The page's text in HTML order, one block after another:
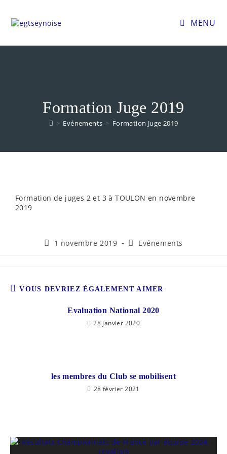
MENU
Formation Juge 2019
> Evénements > Formation Juge 2019
Formation de juges 2 et 3 à TOULON en novembre
2019
1 novembre 2019 Evénements
VOUS DEVRIEZ ÉGALEMENT AIMER
Evaluation National 2020
28 janvier 2020
les membres du Club se mobilisent
28 février 2021